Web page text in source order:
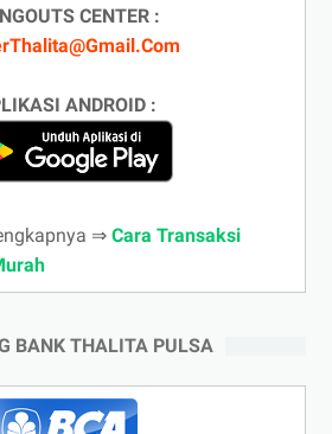
CENTER :
ANDROID :
⇒ Cara Transaksi
BANK THALITA PULSA